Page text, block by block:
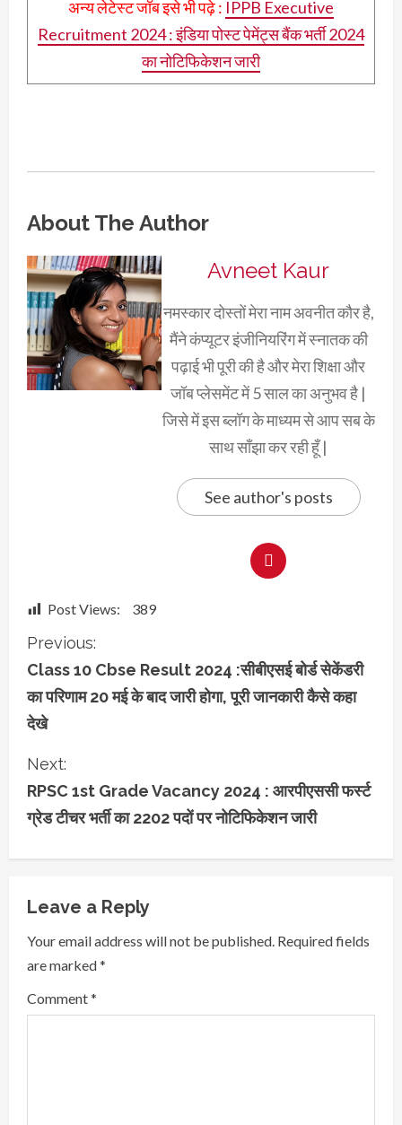
अन्य लेटेस्ट जॉब इसे भी पढ़े : IPPB Executive
Recruitment 2024 : इंडिया पोस्ट पेमेंट्स बैंक भर्ती 2024
का नोटिफिकेशन जारी
About The Author
Avneet Kaur
नमस्कार दोस्तों मेरा नाम अवनीत कौर है,
मैंने कंप्यूटर इंजीनियरिंग में स्नातक की
पढ़ाई भी पूरी की है और मेरा शिक्षा और
जॉब प्लेसमेंट में 5 साल का अनुभव है |
जिसे में इस ब्लॉग के माध्यम से आप सब के
साथ साँझा कर रही हूँ |
See author's posts
Post Views: 389
C
o
n
t
i
n
e
R
e
a
Previous:
Class 10 Cbse Result 2024 :सीबीएसई बोर्ड सेकेंडरी
का परिणाम 20 मई के बाद जारी होगा, पूरी जानकारी कैसे कहा
देखे
Next:
RPSC 1st Grade Vacancy 2024 : आरपीएससी फर्स्ट
ग्रेड टीचर भर्ती का 2202 पदों पर नोटिफिकेशन जारी
Leave a Reply
Your email address will not be published. Required fields
are marked*
Comment*